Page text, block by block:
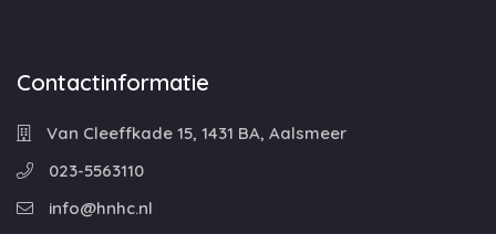
Contactinformatie
Van Cleeffkade 15, 1431 BA, Aalsmeer
023-5563110
info@hnhc.nl